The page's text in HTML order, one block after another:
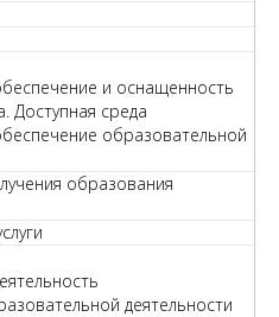
и оснащенность
Доступная среда
образовательной
образования
деятельности